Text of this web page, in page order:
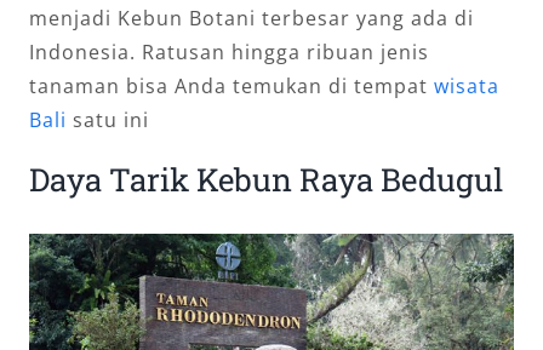
menjadi Kebun Botani terbesar yang ada di
Indonesia. Ratusan hingga ribuan jenis
tanaman bisa Anda temukan di tempat wisata
Bali satu ini
Daya Tarik Kebun Raya Bedugul